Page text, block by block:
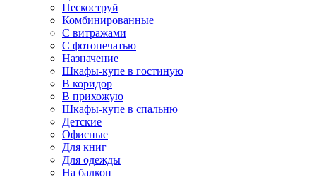
Пескоструй
Комбинированные
С витражами
С фотопечатью
Назначение
Шкафы-купе в гостиную
В коридор
В прихожую
Шкафы-купе в спальню
Детские
Офисные
Для книг
Для одежды
На балкон